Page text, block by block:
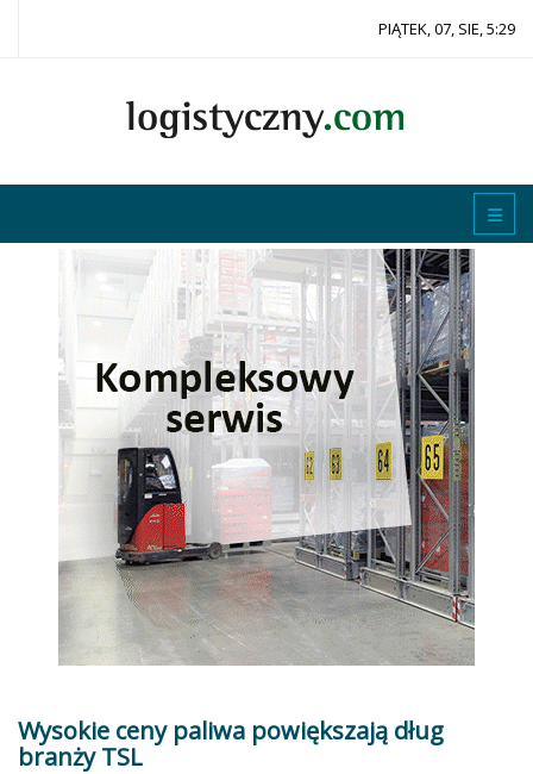
PIĄTEK, 07, SIE, 5:29
Wysokie ceny paliwa powiększają dług
branży TSL